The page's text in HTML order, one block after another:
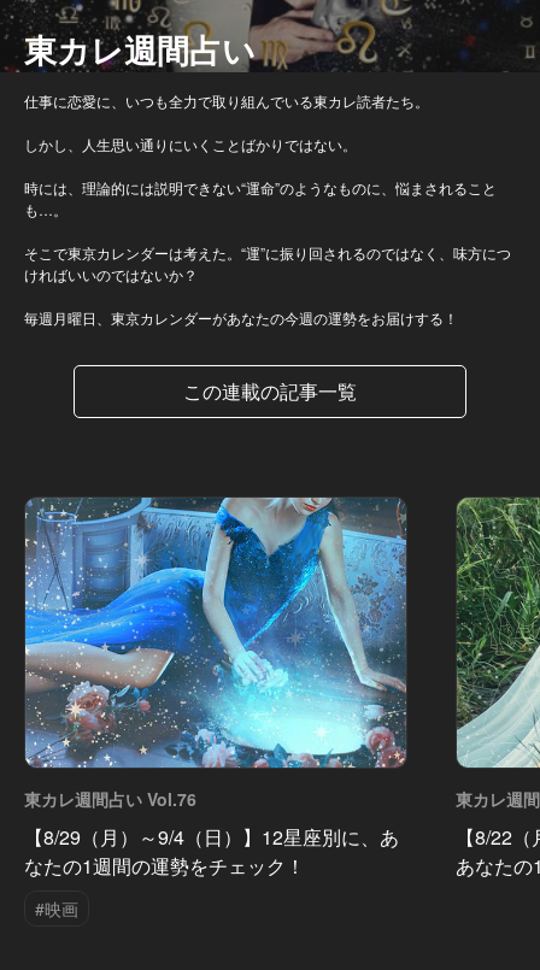
東カレ週間占い
仕事に恋愛に、いつも全力で取り組んでいる東カレ読者たち。
しかし、人生思い通りにいくことばかりではない。
時には、理論的には説明できない“運命”のようなものに、悩まされること
も…。
そこで東京カレンダーは考えた。“運”に振り回されるのではなく、味方につ
ければいいのではないか？
毎週月曜日、東京カレンダーがあなたの今週の運勢をお届けする！
この連載の記事一覧
東カレ週間占い Vol.76
【8/29（月）～9/4（日）】12星座別に、あ
なたの1週間の運勢をチェック！
#映画
東カレ週
【8/22
あなた